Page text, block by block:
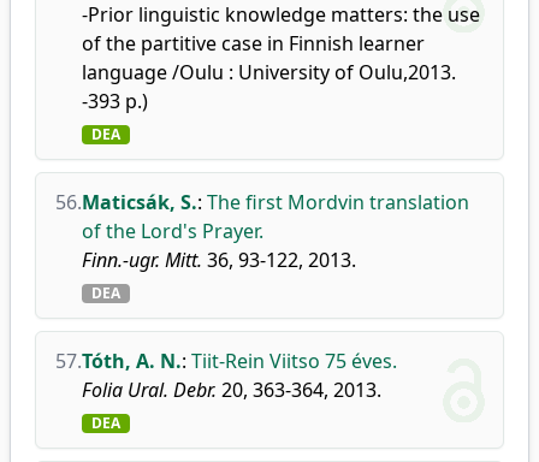
-Prior linguistic knowledge matters: the use
of the partitive case in Finnish learner
language /Oulu : University of Oulu,2013.
-393 p.)
DEA
56.Maticsák, S.: The first Mordvin translation
of the Lord's Prayer.
Finn.-ugr. Mitt. 36, 93-122, 2013.
DEA
57.Tóth, A. N.: Tiit-Rein Viitso 75 éves.
Folia Ural. Debr. 20, 363-364, 2013.
DEA